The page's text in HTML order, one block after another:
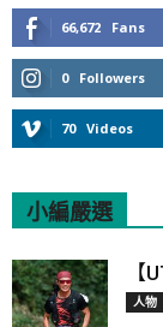
66,672 Fans
0 Followers
70 Videos
小編嚴選
【
人物